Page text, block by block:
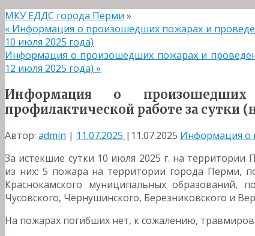
МКУ ЕДДС города Перми »
« Информация о произошедших пожарах и
10 июля 2025 года)
Информация о произошедших пожарах и
12 июля 2025 года) »
Информация о
профилактической работе за сутки
Автор: admin | 11.07.2025 | 11.07.2025 Информация о
За истекшие сутки 10 июля 2025 г. на
из них: 5 пожара на территории города Перми,
Краснокамского муниципальных образований,
Чусовского, Чернушинского, Березниковского и
На пожарах погибших нет, к сожалению,